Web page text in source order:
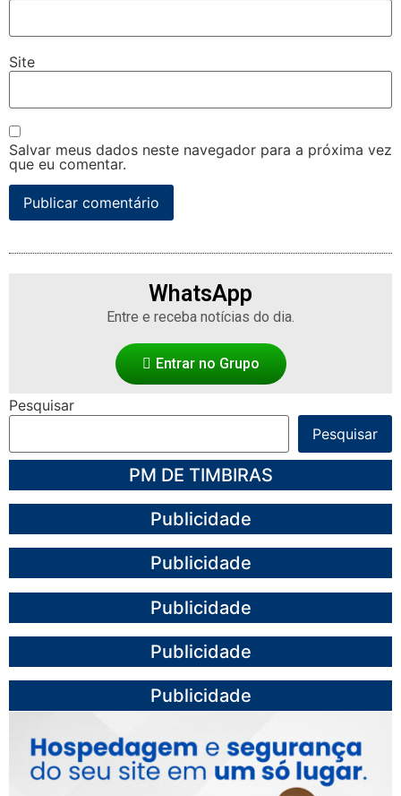
Site
Salvar meus dados neste navegador para a próxima vez
que eu comentar.
WhatsApp
Entre e receba notícias do dia.
Entrar no Grupo
Pesquisar
Pesquisar
PM DE TIMBIRAS
Publicidade
Publicidade
Publicidade
Publicidade
Publicidade